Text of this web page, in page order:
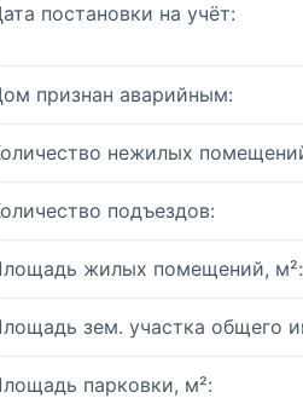
постановки на учёт:
признан аварийным:
нежилых
подъездов:
жилых помещений, м²:
зем. участка общего
парковки, м²: